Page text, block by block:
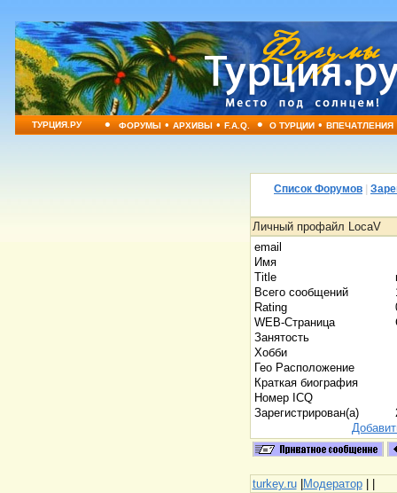
ТУРЦИЯ.РУ • ФОРУМЫ•АРХИВЫ•F.A.Q. • О ТУРЦИИ•ВПЕЧАТЛЕНИЯ
Список Форумов
Личный профайл LocaV
email
Имя
Title
Всего сообщений
Rating
WEB-Страница
Занятость
Хобби
Гео Расположение
Краткая биография
Номер ICQ
Зарегистрирован(а)
turkey.ru|Модератор| |